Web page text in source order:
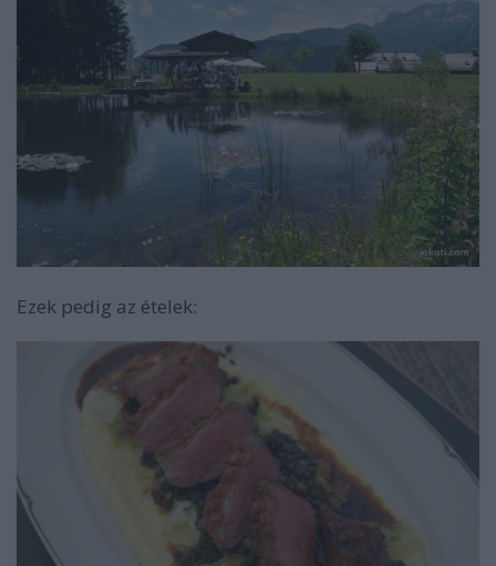
Ezek pedig az ételek: